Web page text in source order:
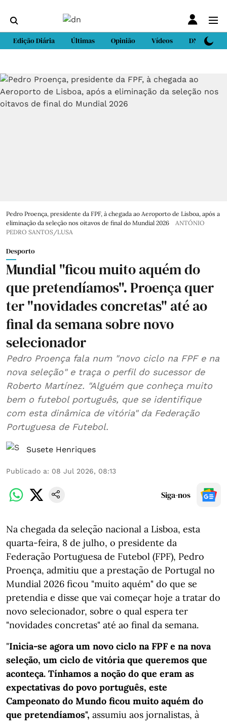
Edição Diária Últimas Opinião Vídeos DN Sport
Pedro Proença, presidente da FPF, à chegada ao Aeroporto de Lisboa, após a
eliminação da seleção nos oitavos de final do Mundial 2026
ANTÓNIO
PEDRO SANTOS/LUSA
Desporto
Mundial "ficou muito aquém do
que pretendíamos". Proença quer
ter "novidades concretas" até ao
final da semana sobre novo
selecionador
Pedro Proença fala num "novo ciclo na FPF e na
nova seleção" e traça o perfil do sucessor de
Roberto Martínez. "Alguém que conheça muito
bem o futebol português, que se identifique
com esta dinâmica de vitória" da Federação
Portuguesa de Futebol.
Susete Henriques
Publicado a: 08 Jul 2026, 08:13
Siga-nos
Na chegada da seleção nacional a Lisboa, esta
quarta-feira, 8 de julho, o presidente da
Federação Portuguesa de Futebol (FPF), Pedro
Proença, admitiu que a prestação de Portugal no
Mundial 2026 ficou "muito aquém" do que se
pretendia e disse que vai começar hoje a tratar do
novo selecionador, sobre o qual espera ter
"novidades concretas" até ao final da semana.
"Inicia-se agora um novo ciclo na FPF e na nova
seleção, um ciclo de vitória que queremos que
aconteça. Tínhamos a noção do que eram as
expectativas do povo português, este
Campeonato do Mundo ficou muito aquém do
que pretendíamos", assumiu aos jornalistas, à